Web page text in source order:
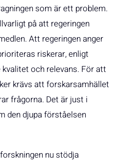
som är ett problem.
på att regeringen
Att regeringen anger
riskerar, enligt
och relevans. För att
krävs att forskarsamhället
frågorna. Det är just i
den djupa förståelsen
nu stödja